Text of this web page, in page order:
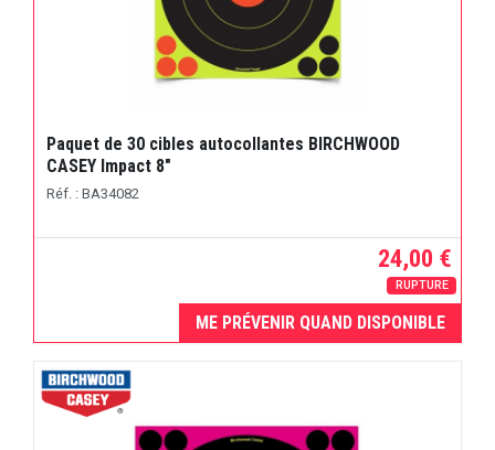
Paquet de 30 cibles autocollantes BIRCHWOOD
CASEY Impact 8"
Réf. : BA34082
24,00 €
RUPTURE
ME PRÉVENIR QUAND DISPONIBLE